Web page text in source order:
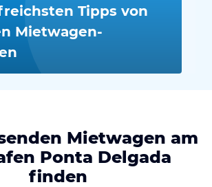
Tipps von
Mietwagen-
Mietwagen am
Ponta Delgada
finden